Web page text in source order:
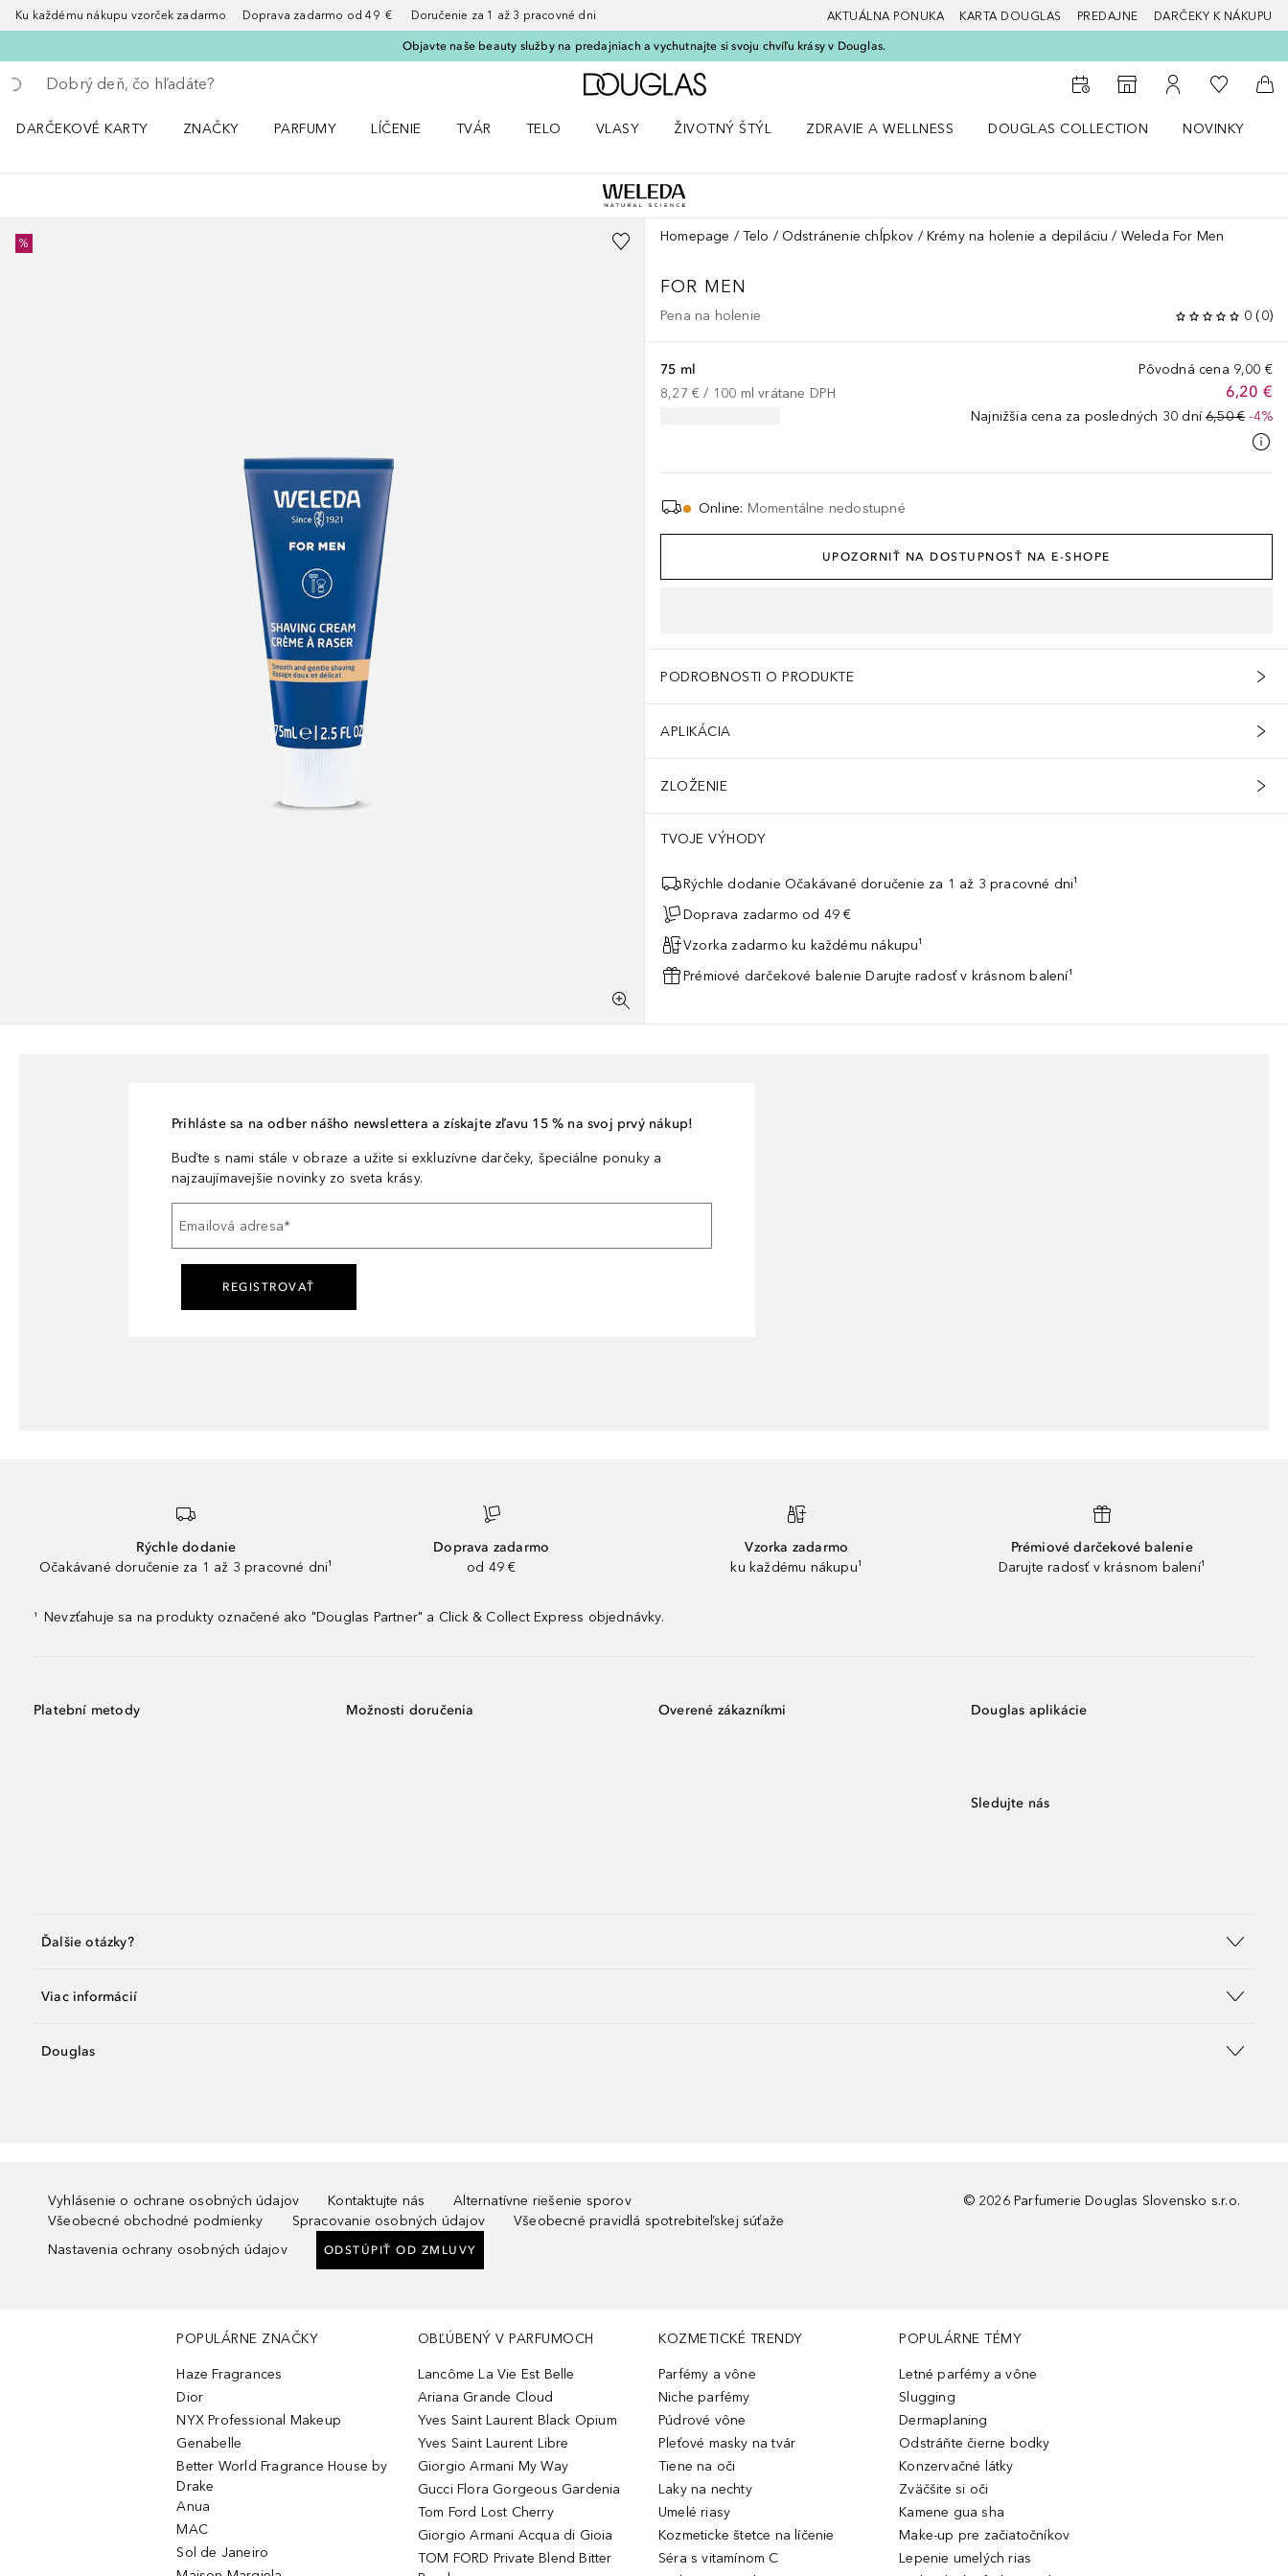
Ku každému nákupu vzorček zadarmo Doprava zadarmo od 49 € Doručenie za 1 až 3 pracovné dni AKTUÁLNA PONUKA KARTA DOUGLAS PREDAJNE DARČEKY K NÁKUPU
Objavte naše beauty služby na predajniach a vychutnajte si svoju chvíľu krásy v Douglas.
Choď späť
Vykonajte vyhľadávanie
Domov
Do vyhľadávača predajní
Do môjho účtu
Do môjho
Do
DARČEKOVÉ KARTY
ZNAČKY
PARFUMY
LÍČENIE
TVÁR
TELO
VLASY
ŽIVOTNÝ ŠTÝL
ZDRAVIE A WELLNESS
DOUGLAS COLLECTION
NOVINKY
% Homepage Telo Odstránenie chĺpkov Krémy na holenie a depiláciu Weleda For Men
FOR MEN
Pena na holenie 0 (0)
Pôvodná cena 9,00 €
6,20 €
Najnižšia cena za posledných 30 dní 6,50 €-4%
75 ml
8,27 € / 100 ml vrátane DPH
Online: Momentálne nedostupné
UPOZORNIŤ NA DOSTUPNOSŤ NA E-SHOPE
PODROBNOSTI O PRODUKTE
APLIKÁCIA
ZLOŽENIE
TVOJE VÝHODY
Rýchle dodanie Očakávané doručenie za 1 až 3 pracovné dni¹
Doprava zadarmo od 49 €
Vzorka zadarmo ku každému nákupu¹
Prémiové darčekové balenie Darujte radosť v krásnom balení¹
Prihláste sa na odber nášho newslettera a získajte zľavu 15 % na svoj prvý nákup!
Buďte s nami stále v obraze a užite si exkluzívne darčeky, špeciálne ponuky a
najzaujímavejšie novinky zo sveta krásy.
Emailová adresa*
REGISTROVAŤ
Rýchle dodanie
Očakávané doručenie za 1 až 3 pracovné dni¹
Doprava zadarmo
od 49 €
Vzorka zadarmo
ku každému nákupu¹
Prémiové darčekové balenie
Darujte radosť v krásnom balení¹
¹ Nevzťahuje sa na produkty označené ako "Douglas Partner" a Click & Collect Express objednávky.
Platební metody Možnosti doručenia Overené zákazníkmi Douglas aplikácie
Sledujte nás
Ďalšie otázky?
Viac informácií
Douglas
Vyhlásenie o ochrane osobných údajov Kontaktujte nás
Alternatívne riešenie sporov
Všeobecné obchodné podmienky
Spracovanie osobných údajov
Všeobecné pravidlá spotrebiteľskej súťaže
Nastavenia ochrany osobných údajov
ODSTÚPIŤ OD ZMLUVY
© 2026 Parfumerie Douglas Slovensko s.r.o.
POPULÁRNE ZNAČKY
Haze Fragrances
Dior
NYX Professional Makeup
Genabelle
Better World Fragrance House by
Drake
Anua
MAC
Sol de Janeiro
OBĽÚBENÝ V PARFUMOCH
Lancôme La Vie Est Belle
Ariana Grande Cloud
Yves Saint Laurent Black Opium
Yves Saint Laurent Libre
Giorgio Armani My Way
Gucci Flora Gorgeous Gardenia
Tom Ford Lost Cherry
Giorgio Armani Acqua di Gioia
TOM FORD Private Blend Bitter
KOZMETICKÉ TRENDY
Parfémy a vône
Niche parfémy
Púdrové vône
Pleťové masky na tvár
Tiene na oči
Laky na nechty
Umelé riasy
Kozmeticke štetce na líčenie
Séra s vitamínom C
POPULÁRNE TÉMY
Letné parfémy a vône
Slugging
Dermaplaning
Odstráňte čierne bodky
Konzervačné látky
Zväčšite si oči
Kamene gua sha
Make-up pre začiatočníkov
Lepenie umelých rias